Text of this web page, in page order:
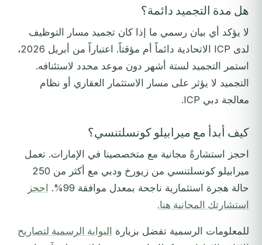
هل مدة التجميد دائمة؟
لا يؤكد أي بيان رسمي ما إذا كان تجميد مسار التوظيف
لدى ICP الاتحادية دائماً أم مؤقتاً. اعتباراً من أبريل 2026،
استمر التجميد لستة أشهر دون موعد محدد لاستئنافه.
التجميد لا يؤثر على مسار الاستثمار العقاري أو نظام
معالجة دبي ICP.
كيف أبدأ مع ميرابيلو كونسلتنسي؟
احجز استشارةً مجانية مع متخصصينا في الإمارات. تعمل
ميرابيلو كونسلتنسي من زيورخ ودبي مع أكثر من 250
حالة هجرة استثمارية ناجحة بمعدل موافقة 99%.
احجز
استشارتك المجانية هنا.
للمعلومات الرسمية تفضل بزيارة البوابة الرسمية لتصاريح